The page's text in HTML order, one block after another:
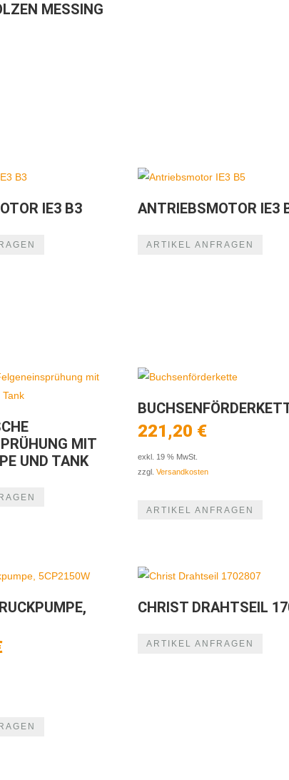
MESSING
IE3 B3 ANTRIEBSMOTOR IE3
ARTIKEL ANFRAGEN
MIT
UND TANK
221,20 €
exkl. 19 % MwSt.
zzgl. Versandkosten
ARTIKEL ANFRAGEN
CHRIST DRAHTSEIL
ARTIKEL ANFRAGEN